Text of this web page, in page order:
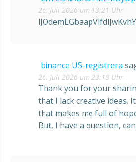
26. Juli 2026 um 13:21 Uhr
binance US-registrera
26. Juli 2026 um 23:18 Uhr
Thank you for your
that I lack creative ideas.
that makes me full of
But, I have a question,